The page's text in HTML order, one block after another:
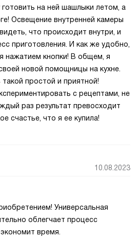
на ней шашлыки летом, а
Освещение внутренней камеры
что происходит внутри, и
приготовления. И как же удобно,
нажатием кнопки! В общем, я
новой помощницы на кухне.
простой и приятной!
с рецептами, не
раз результат превосходит
счастье, что я ее купила!
10.08.2023
Универсальная
облегчает процесс
время.